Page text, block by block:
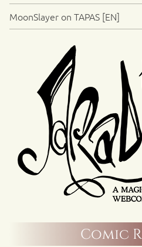
MoonSlayer on TAPAS [EN]
Comic